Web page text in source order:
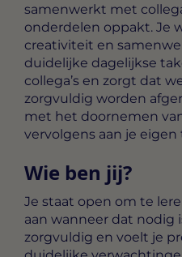
samenwerkt met
onderdelen oppakt. Je
creativiteit en
duidelijke dagelijkse
collega’s en zorgt dat
zorgvuldig worden
met het doornemen
vervolgens aan je eigen
Wie ben jij?
Je staat open om te
aan wanneer dat nodig
zorgvuldig en voelt je